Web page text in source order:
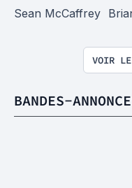
Sean McCaffrey
VOIR LE
BANDES-